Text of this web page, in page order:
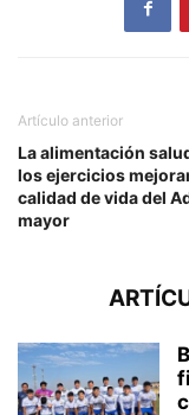
Artículo anterior
La alimentación
los ejercicios
calidad de vida del
mayor